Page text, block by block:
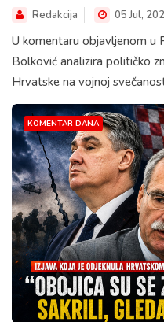
Redakcija 05 Jul,
U komentaru objavljenom u
Bolković analizira političko
Hrvatske na vojnoj
KOMENTAR DANA